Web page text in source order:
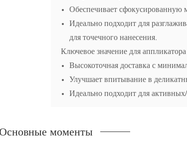
Обеспечивает сфокусированную
Идеально подходит для
для точечного нанесения.
Ключевое значение для аппликатора
Высокоточная доставка с
Улучшает впитывание в
Идеально подходит для
Основные моменты